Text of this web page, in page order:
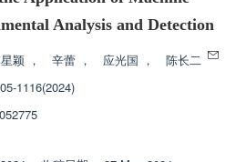
Analysis and Detection
颖 ， 辛蕾 ， 应光国 ，
陈长二
1116(2024)